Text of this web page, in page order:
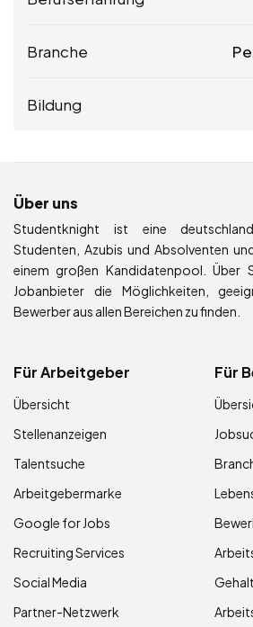
Branche
Bildung
Über uns
Studentknight ist eine
Studenten, Azubis und Absolventen
einem großen Kandidatenpool. Über
Jobanbieter die Möglichkeiten,
Bewerber aus allen Bereichen zu finden.
Für Arbeitgeber
Übersicht
Stellenanzeigen
Talentsuche
Arbeitgebermarke
Google for Jobs
Recruiting Services
Social Media
Partner-Netzwerk
Für
Gehalt